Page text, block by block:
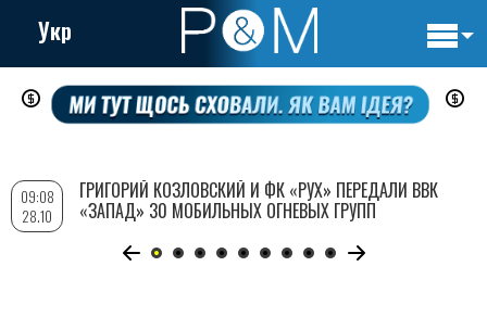
Перейти
содержанию
Укр
09:08
28.10
ГРИГОРИЙ КОЗЛОВСКИЙ И ФК «РУХ» ПЕРЕДАЛИ ВВК
«ЗАПАД» 30 МОБИЛЬНЫХ ОГНЕВЫХ ГРУПП